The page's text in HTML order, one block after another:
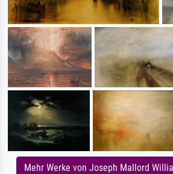
Mehr Werke von Joseph Mallord